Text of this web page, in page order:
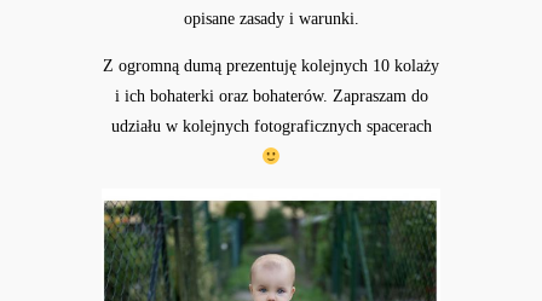
opisane zasady i warunki.
Z ogromną dumą prezentuję kolejnych 10 kolaży
i ich bohaterki oraz bohaterów. Zapraszam do
udziału w kolejnych fotograficznych spacerach